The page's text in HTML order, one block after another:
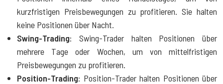
kurzfristigen Preisbewegungen zu profitieren. Sie halten
keine Positionen über Nacht.
Swing-Trading: Swing-Trader halten Positionen über
mehrere Tage oder Wochen, um von mittelfristigen
Preisbewegungen zu profitieren.
Position-Trading: Position-Trader halten Positionen über